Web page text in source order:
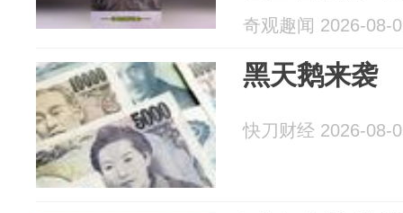
奇观趣闻 2026-08-
黑天鹅来袭
快刀财经 2026-08-